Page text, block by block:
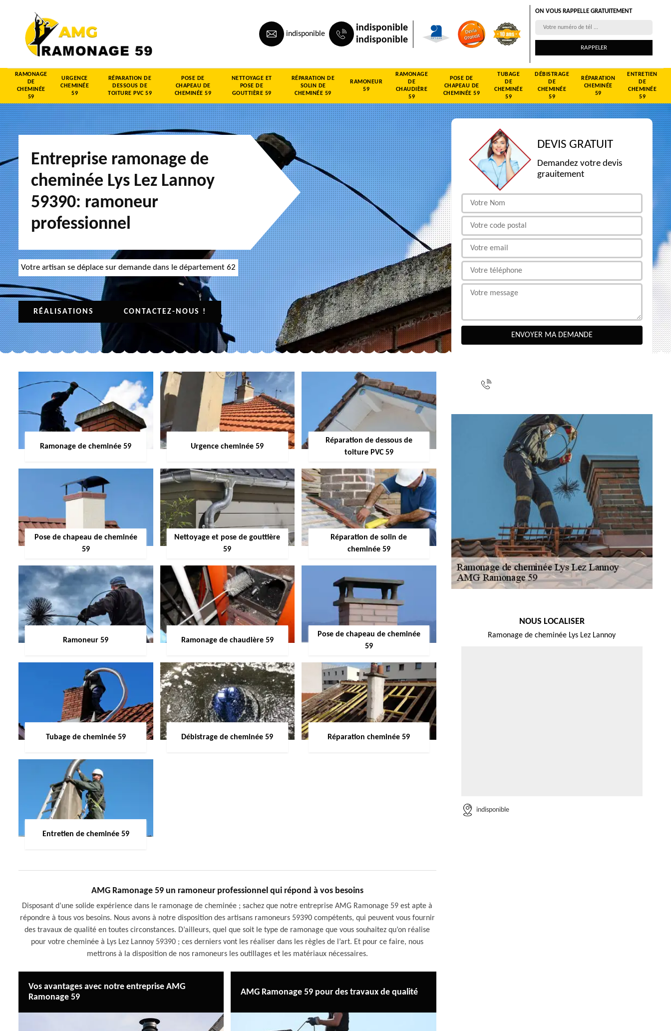
indisponible
indisponible
indisponible
ON VOUS RAPPELLE GRATUITEMENT
RAMONAGE
DE
CHEMINÉE
59
URGENCE
CHEMINÉE
59
RÉPARATION DE
DESSOUS DE
TOITURE PVC 59
POSE DE
CHAPEAU DE
CHEMINÉE 59
NETTOYAGE ET
POSE DE
GOUTTIÈRE 59
RÉPARATION DE
SOLIN DE
CHEMINÉE 59
RAMONEUR
59
RAMONAGE
DE
CHAUDIÈRE
59
POSE DE
CHAPEAU DE
CHEMINÉE 59
TUBAGE
DE
CHEMINÉE
59
DÉBISTRAGE
DE
CHEMINÉE
59
RÉPARATION
CHEMINÉE
59
ENTRETIEN
DE
CHEMINÉE
59
Entreprise ramonage de
cheminée Lys Lez Lannoy
59390: ramoneur
professionnel
Votre artisan se déplace sur demande dans le département 62
RÉALISATIONS CONTACTEZ-NOUS !
Ramonage de cheminée 59 Urgence cheminée 59
Réparation de dessous de
toiture PVC 59
Pose de chapeau de cheminée
59
Nettoyage et pose de gouttière
59
Réparation de solin de
cheminée 59
Ramoneur 59 Ramonage de chaudière 59
Pose de chapeau de cheminée
59
Tubage de cheminée 59 Débistrage de cheminée 59 Réparation cheminée 59
Entretien de cheminée 59
AMG Ramonage 59 un ramoneur professionnel qui répond à vos besoins
Disposant d’une solide expérience dans le ramonage de cheminée ; sachez que notre entreprise AMG Ramonage 59 est apte à
répondre à tous vos besoins. Nous avons à notre disposition des artisans ramoneurs 59390 compétents, qui peuvent vous fournir
des travaux de qualité en toutes circonstances. D’ailleurs, quel que soit le type de ramonage que vous souhaitez qu’on réalise
pour votre cheminée à Lys Lez Lannoy 59390 ; ces derniers vont les réaliser dans les règles de l’art. Et pour ce faire, nous
mettrons à la disposition de nos ramoneurs les outillages et les matériaux nécessaires.
Vos avantages avec notre entreprise AMG
Ramonage 59
AMG Ramonage 59 pour des travaux de qualité
DEVIS GRATUIT
Demandez votre devis
grauitement
NOUS LOCALISER
Ramonage de cheminée Lys Lez Lannoy
indisponible